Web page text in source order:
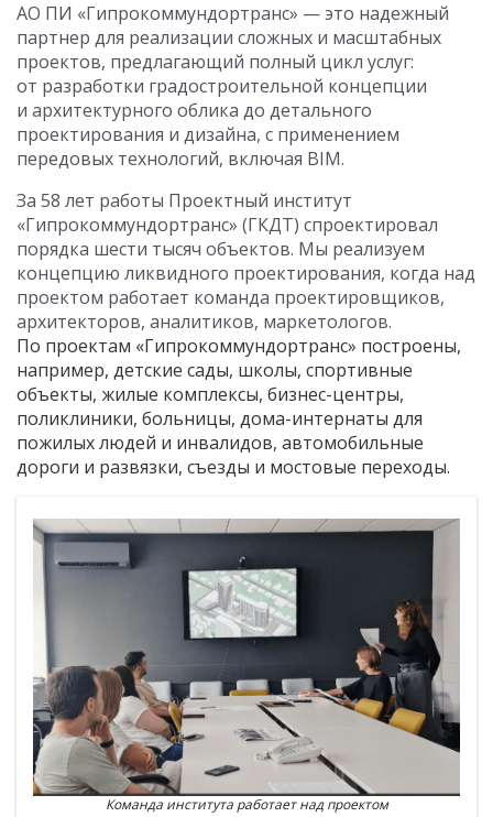
АО ПИ «Гипрокоммундортранс» — это надежный
партнер для реализации сложных и масштабных
проектов, предлагающий полный цикл услуг:
от разработки градостроительной концепции
и архитектурного облика до детального
проектирования и дизайна, с применением
передовых технологий, включая BIM.
За 58 лет работы Проектный институт
«Гипрокоммундортранс» (ГКДТ) спроектировал
порядка шести тысяч объектов. Мы реализуем
концепцию ликвидного проектирования, когда над
проектом работает команда проектировщиков,
архитекторов, аналитиков, маркетологов.
По проектам «Гипрокоммундортранс» построены,
например, детские сады, школы, спортивные
объекты, жилые комплексы, бизнес-центры,
поликлиники, больницы, дома-интернаты для
пожилых людей и инвалидов, автомобильные
дороги и развязки, съезды и мостовые переходы.
Команда института работает над проектом